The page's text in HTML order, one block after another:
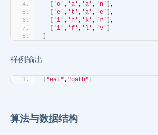
'o' , 'a' , 'a' , 'n'
,
'e' , 't' , 'a' , 'e'
,
'i' , 'h' , 'k' , 'r'
,
'i' , 'f' , 'l' , 'v'
样例输出
"eat", "oath"
算法与数据结构